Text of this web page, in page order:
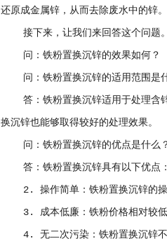
还原成金属锌，从而去除废水中的锌。
接下来，让我们来回答这个问题。
问：铁粉置换沉锌的效果如何？
问：铁粉置换沉锌的适用范围是
答：铁粉置换沉锌适用于处理含锌
换沉锌也能够取得较好的处理效果。
问：铁粉置换沉锌的优点是什么
答：铁粉置换沉锌具有以下优点：
2. 操作简单：铁粉置换沉锌的操
3. 成本低廉：铁粉价格相对较低
4. 无二次污染：铁粉置换沉锌不